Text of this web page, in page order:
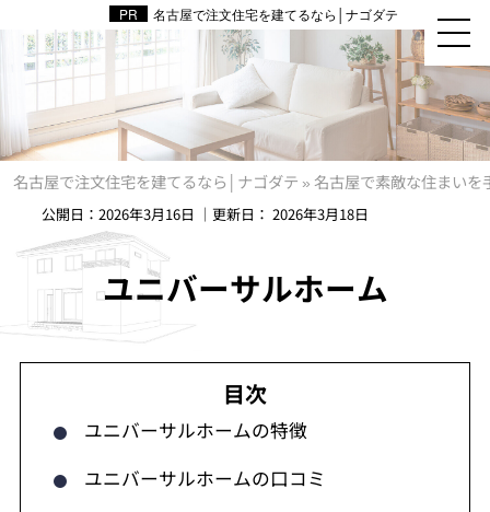
名古屋で注文住宅を建てるなら│ナゴダテ
名古屋で注文住宅を建てるなら│ナゴダテ »名古屋で素敵な住まいを
公開日： 2026年3月16日 ｜更新日： 2026年3月18日
ユニバーサルホーム
ユニバーサルホームの特徴
ユニバーサルホームの口コミ